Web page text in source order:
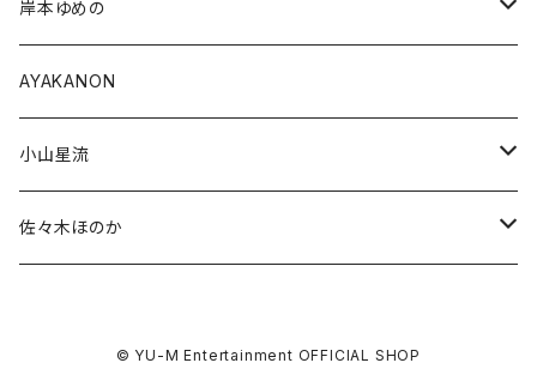
受注商品
通常商品
受注商品
岸本ゆめの
通常商品
受注商品
AYAKANON
小山星流
受注販売
佐々木ほのか
© YU-M Entertainment OFFICIAL SHOP